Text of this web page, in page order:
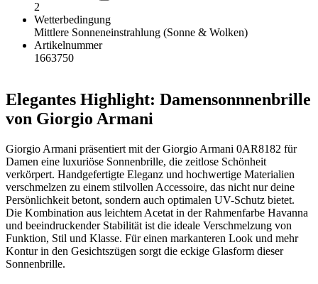
2
Wetterbedingung
Mittlere Sonneneinstrahlung (Sonne & Wolken)
Artikelnummer
1663750
Elegantes Highlight: Damensonnnenbrille
von Giorgio Armani
Giorgio Armani präsentiert mit der Giorgio Armani 0AR8182 für
Damen eine luxuriöse Sonnenbrille, die zeitlose Schönheit
verkörpert. Handgefertigte Eleganz und hochwertige Materialien
verschmelzen zu einem stilvollen Accessoire, das nicht nur deine
Persönlichkeit betont, sondern auch optimalen UV-Schutz bietet.
Die Kombination aus leichtem Acetat in der Rahmenfarbe Havanna
und beeindruckender Stabilität ist die ideale Verschmelzung von
Funktion, Stil und Klasse. Für einen markanteren Look und mehr
Kontur in den Gesichtszügen sorgt die eckige Glasform dieser
Sonnenbrille.